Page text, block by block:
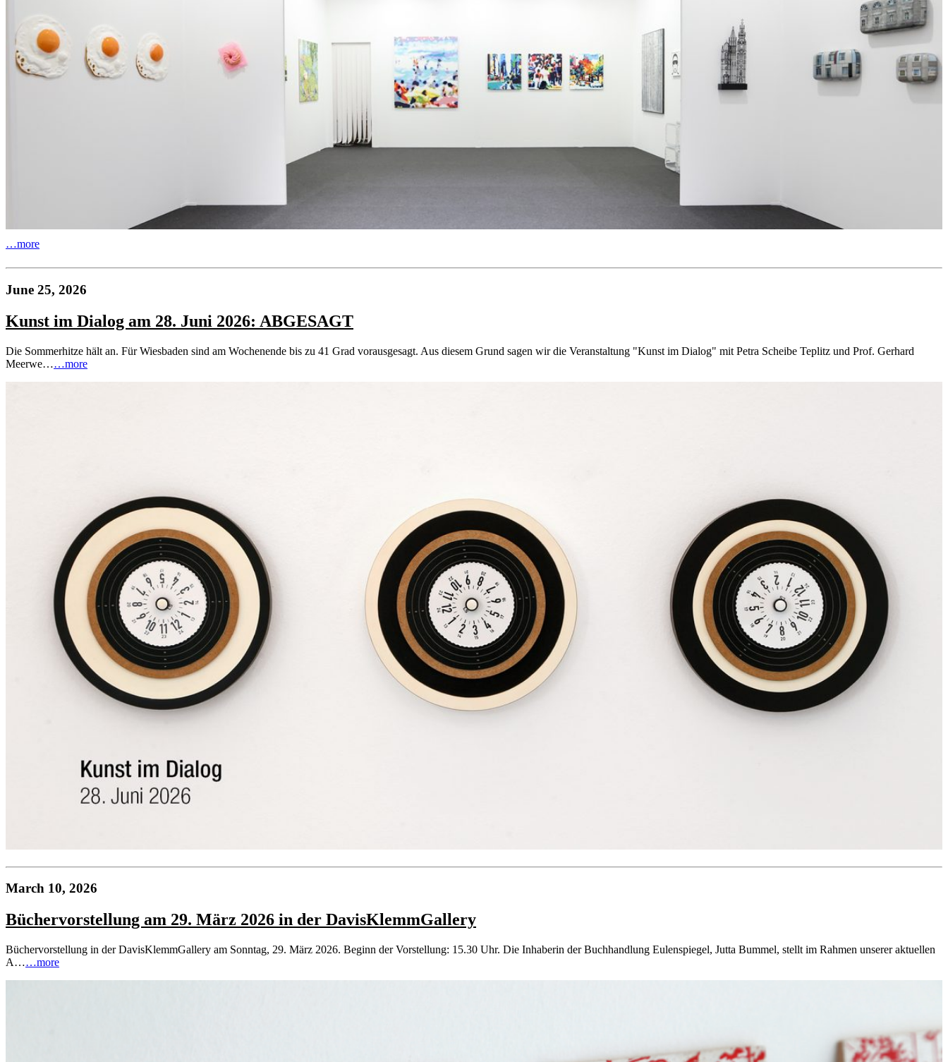
…more
June 25, 2026
Kunst im Dialog am 28. Juni 2026: ABGESAGT
Die Sommerhitze hält an. Für Wiesbaden sind am Wochenende bis zu 41 Grad vorausgesagt. Aus diesem Grund sagen wir die Veranstaltung "Kunst im Dialog" mit Petra Scheibe Teplitz und Prof. Gerhard
Meerwe……more
March 10, 2026
Büchervorstellung am 29. März 2026 in der DavisKlemmGallery
Büchervorstellung in der DavisKlemmGallery am Sonntag, 29. März 2026. Beginn der Vorstellung: 15.30 Uhr. Die Inhaberin der Buchhandlung Eulenspiegel, Jutta Bummel, stellt im Rahmen unserer aktuellen
A……more